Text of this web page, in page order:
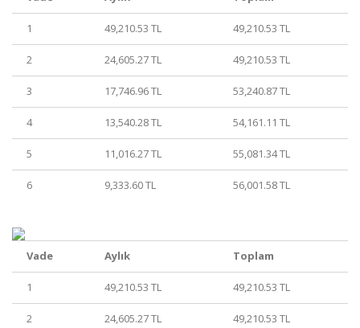
1 49,210.53 TL 49,210.53 TL
2 24,605.27 TL 49,210.53 TL
3 17,746.96 TL 53,240.87 TL
4 13,540.28 TL 54,161.11 TL
5 11,016.27 TL 55,081.34 TL
6 9,333.60 TL 56,001.58 TL
Vade Aylık Toplam
1 49,210.53 TL 49,210.53 TL
2 24,605.27 TL 49,210.53 TL